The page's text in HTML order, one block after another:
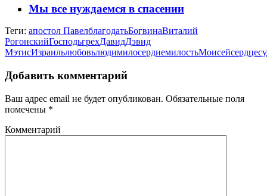
Мы все нуждаемся в спасении
Теги: апостол ПавелблагодатьБогвинаВиталий
РогонскийГосподьгрехДавидДэвид
МэтисИзраильлюбовьлюдимилосердиемилостьМоисейсердце
Добавить комментарий
Ваш адрес email не будет опубликован. Обязательные поля
помечены *
Комментарий